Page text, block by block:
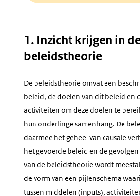
1. Inzicht krijgen in de
beleidstheorie
De beleidstheorie omvat een
beleid, de doelen van dit beleid en
activiteiten om deze doelen te
hun onderlinge samenhang. De
daarmee het geheel van causale
het gevoerde beleid en de gevolgen
van de beleidstheorie wordt
de vorm van een pijlenschema
tussen middelen (inputs),